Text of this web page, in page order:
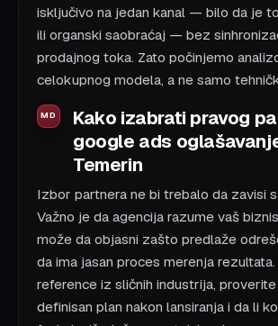
isključivo na jedan kanal — bilo da je
ili organski saobraćaj — bez
prodajnog toka. Zato počinjemo
celokupnog modela, a ne samo
Kako izabrati pravog
google ads
Temerin
Izbor partnera ne bi trebalo da zavisi
Važno je da agencija razume vaš
može da objasni zašto predlaže
da ima jasan proces merenja
reference iz sličnih industrija,
definisan plan nakon lansiranja i da li